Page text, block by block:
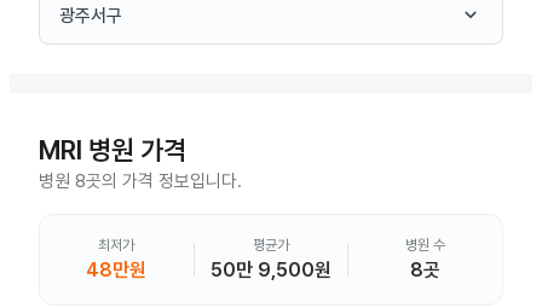
광주서구 keyboard_arrow_down
MRI 병원 가격
병원 8곳의 가격 정보입니다.
최저가
48만원
평균가
50만 9,500원
병원 수
8곳